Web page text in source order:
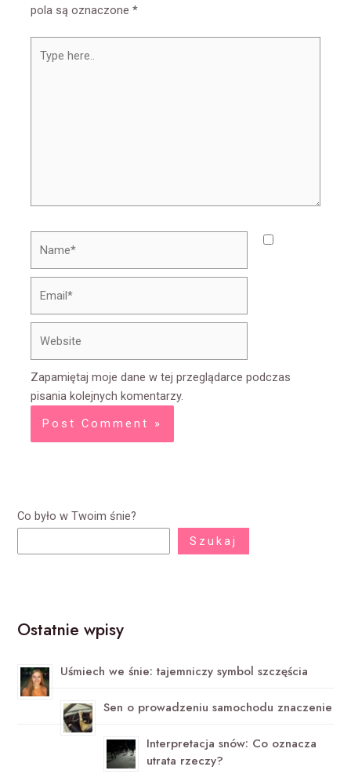
pola są oznaczone*
here..
Zapamiętaj moje dane w tej przeglądarce podczas
pisania kolejnych komentarzy.
Co było w Twoim śnie?
Szukaj
Ostatnie wpisy
Uśmiech we śnie: tajemniczy symbol szczęścia
Sen o prowadzeniu samochodu znaczenie
Interpretacja snów: Co oznacza
utrata rzeczy?